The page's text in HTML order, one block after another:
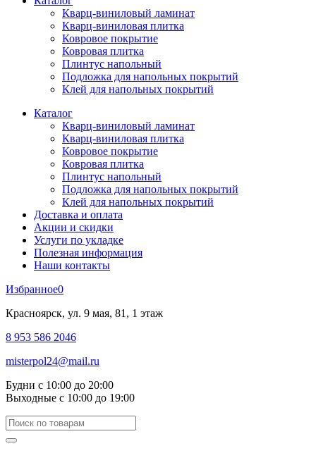
Кварц-виниловый ламинат
Кварц-виниловая плитка
Ковровое покрытие
Ковровая плитка
Плинтус напольный
Подложка для напольных покрытий
Клей для напольных покрытий
Каталог
Кварц-виниловый ламинат
Кварц-виниловая плитка
Ковровое покрытие
Ковровая плитка
Плинтус напольный
Подложка для напольных покрытий
Клей для напольных покрытий
Доставка и оплата
Акции и скидки
Услуги по укладке
Полезная информация
Наши контакты
Избранное0
Красноярск, ул. 9 мая, 81, 1 этаж
8 953 586 2046
misterpol24@mail.ru
Будни с 10:00 до 20:00
Выходные с 10:00 до 19:00